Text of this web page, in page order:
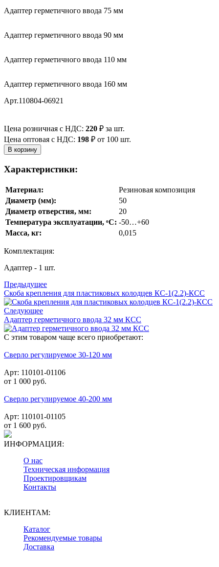
Адаптер герметичного ввода 75 мм
Адаптер герметичного ввода 90 мм
Адаптер герметичного ввода 110 мм
Адаптер герметичного ввода 160 мм
Арт.110804-06921
Цена розничная с НДС: 220 ₽ за шт.
Цена оптовая с НДС: 198 ₽ от 100 шт.
Характеристики:
Материал:
Резиновая композиция
Диаметр (мм):
50
Диаметр отверстия, мм:
20
Температура эксплуатации, ͦС: -50…+60
Масса, кг:
0,015
Комплектация:
Адаптер - 1 шт.
Предыдущее
Скоба крепления для пластиковых колодцев КС-1(2.2)-КСС
Следующее
Адаптер герметичного ввода 32 мм КСС
С этим товаром чаще всего приобретают:
Сверло регулируемое 30-120 мм
Арт: 110101-01106
от 1 000 руб.
Сверло регулируемое 40-200 мм
Арт: 110101-01105
от 1 600 руб.
ИНФОРМАЦИЯ:
О нас
Техническая информация
Проектировщикам
Контакты
КЛИЕНТАМ:
Каталог
Рекомендуемые товары
Доставка